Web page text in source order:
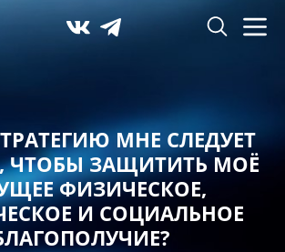
МНЕ СЛЕДУЕТ
ЧТОБЫ ЗАЩИТИТЬ МОЁ
ФИЗИЧЕСКОЕ,
И СОЦИАЛЬНОЕ